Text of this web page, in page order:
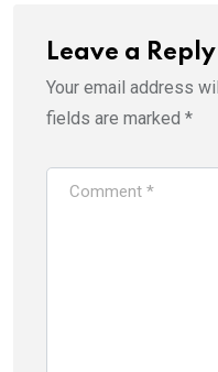
Leave a Reply
Your email address
fields are marked *